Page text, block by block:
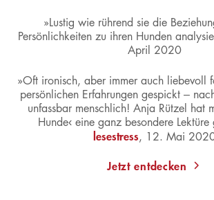
»Lustig wie rührend sie die
Persönlichkeiten zu ihren Hunden
April 2020
»Oft ironisch, aber immer auch liebevoll
persönlichen Erfahrungen gespickt –
unfassbar menschlich! Anja Rützel hat
Hunde‹ eine ganz besondere Lektüre
lesestress, 12. Mai
Jetzt entdecken